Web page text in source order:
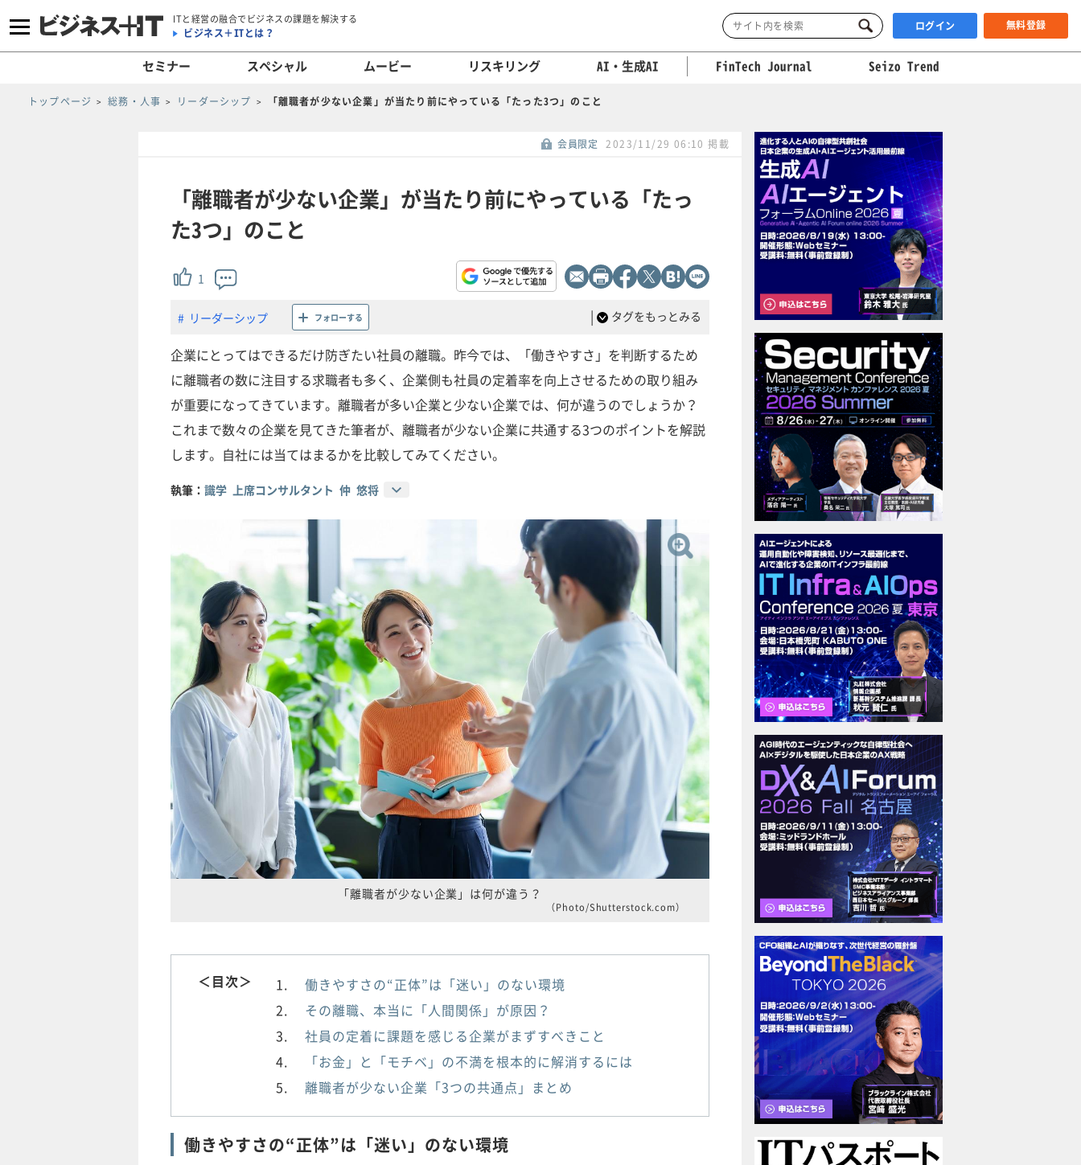
ITと経営の融合でビジネスの課題を解決する
ビジネス＋ITとは？ ログイン 無料登録
セミナー スペシャル ムービー リスキリング AI・生成AI FinTech Journal Seizo Trend
トップページ 総務・人事 リーダーシップ 「離職者が少ない企業」が当たり前にやっている「たった3つ」のこと
会員限定 2023/11/29 06:10 掲載
「離職者が少ない企業」が当たり前にやっている「たっ
た3つ」のこと
1
リーダーシップ フォローする | タグをもっとみる
企業にとってはできるだけ防ぎたい社員の離職。昨今では、「働きやすさ」を判断するため
に離職者の数に注目する求職者も多く、企業側も社員の定着率を向上させるための取り組み
が重要になってきています。離職者が多い企業と少ない企業では、何が違うのでしょうか？
これまで数々の企業を見てきた筆者が、離職者が少ない企業に共通する3つのポイントを解説
します。自社には当てはまるかを比較してみてください。
執筆： 識学 上席コンサルタント 仲 悠将
「離職者が少ない企業」は何が違う？
（Photo/Shutterstock.com）
＜目次＞
働きやすさの“正体”は「迷い」のない環境
その離職、本当に「人間関係」が原因？
社員の定着に課題を感じる企業がまずすべきこと
「お金」と「モチベ」の不満を根本的に解消するには
離職者が少ない企業「3つの共通点」まとめ
働きやすさの“正体”は「迷い」のない環境